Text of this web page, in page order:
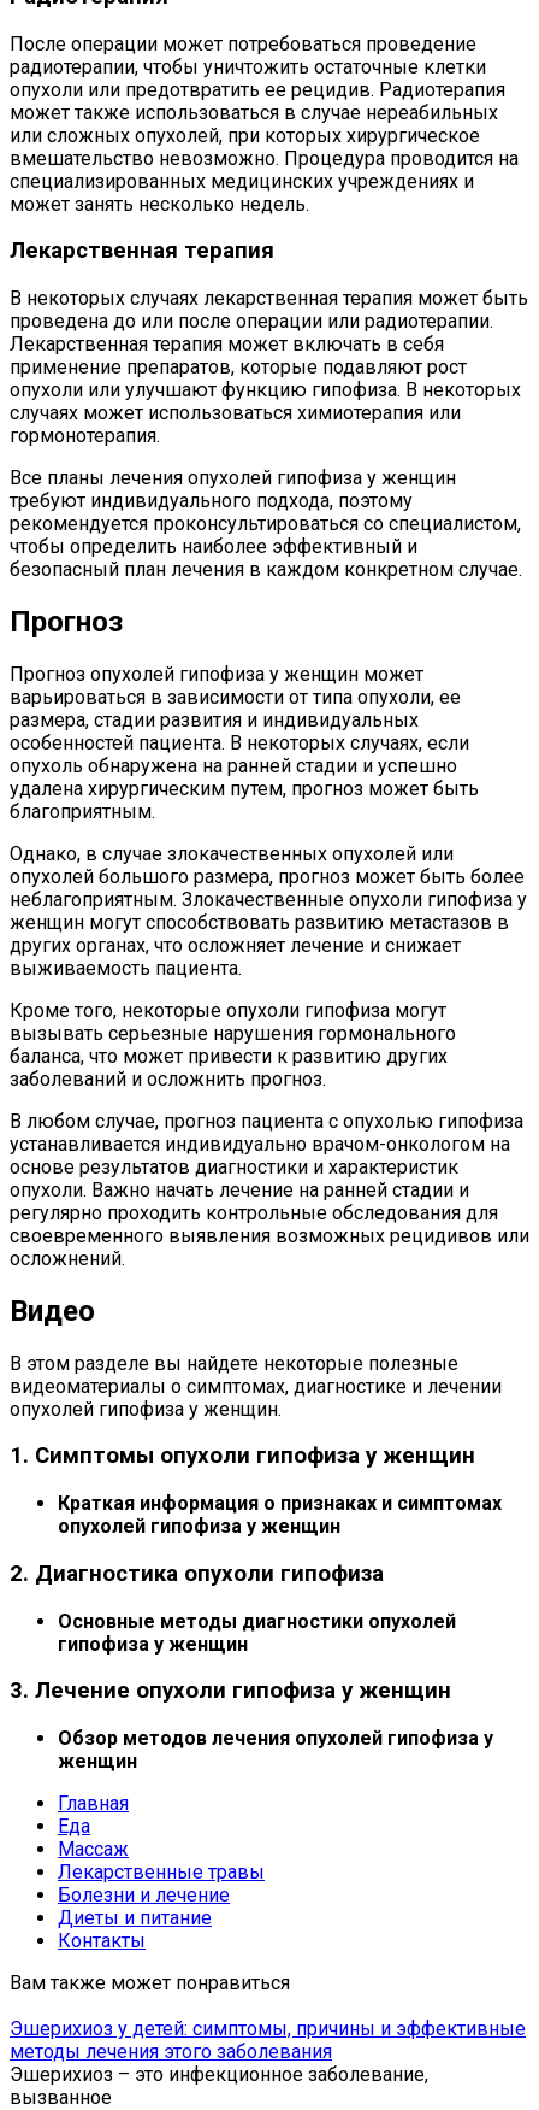
После операции может потребоваться проведение
радиотерапии, чтобы уничтожить остаточные клетки
опухоли или предотвратить ее рецидив. Радиотерапия
может также использоваться в случае нереабильных
или сложных опухолей, при которых хирургическое
вмешательство невозможно. Процедура проводится на
специализированных медицинских учреждениях и
может занять несколько недель.
Лекарственная терапия
В некоторых случаях лекарственная терапия может быть
проведена до или после операции или радиотерапии.
Лекарственная терапия может включать в себя
применение препаратов, которые подавляют рост
опухоли или улучшают функцию гипофиза. В некоторых
случаях может использоваться химиотерапия или
гормонотерапия.
Все планы лечения опухолей гипофиза у женщин
требуют индивидуального подхода, поэтому
рекомендуется проконсультироваться со специалистом,
чтобы определить наиболее эффективный и
безопасный план лечения в каждом конкретном случае.
Прогноз
Прогноз опухолей гипофиза у женщин может
варьироваться в зависимости от типа опухоли, ее
размера, стадии развития и индивидуальных
особенностей пациента. В некоторых случаях, если
опухоль обнаружена на ранней стадии и успешно
удалена хирургическим путем, прогноз может быть
благоприятным.
Однако, в случае злокачественных опухолей или
опухолей большого размера, прогноз может быть более
неблагоприятным. Злокачественные опухоли гипофиза у
женщин могут способствовать развитию метастазов в
других органах, что осложняет лечение и снижает
выживаемость пациента.
Кроме того, некоторые опухоли гипофиза могут
вызывать серьезные нарушения гормонального
баланса, что может привести к развитию других
заболеваний и осложнить прогноз.
В любом случае, прогноз пациента с опухолью гипофиза
устанавливается индивидуально врачом-онкологом на
основе результатов диагностики и характеристик
опухоли. Важно начать лечение на ранней стадии и
регулярно проходить контрольные обследования для
своевременного выявления возможных рецидивов или
осложнений.
Видео
В этом разделе вы найдете некоторые полезные
видеоматериалы о симптомах, диагностике и лечении
опухолей гипофиза у женщин.
1. Симптомы опухоли гипофиза у женщин
Краткая информация о признаках и симптомах
опухолей гипофиза у женщин
2. Диагностика опухоли гипофиза
Основные методы диагностики опухолей
гипофиза у женщин
3. Лечение опухоли гипофиза у женщин
Обзор методов лечения опухолей гипофиза у
женщин
Главная
Еда
Массаж
Лекарственные травы
Болезни и лечение
Диеты и питание
Контакты
Вам также может понравиться
Эшерихиоз у детей: симптомы, причины и эффективные
методы лечения этого заболевания
Эшерихиоз – это инфекционное заболевание,
вызванное